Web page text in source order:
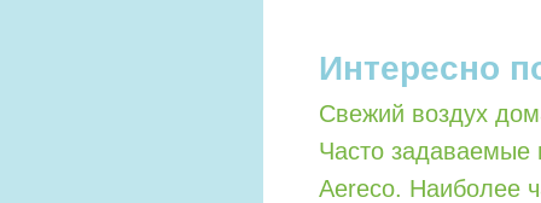
Интересно
Свежий воздух
Часто задаваемые
Aereco. Наиболее